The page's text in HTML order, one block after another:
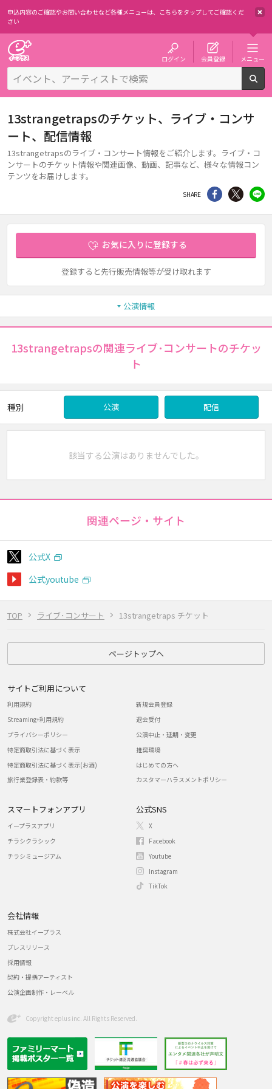
申込内容のご確認やお問い合わせなど各種メニューは、 こちらをタップしてご確認くだ
さい
ログイン 会員登録 メニュー
TOP ライブ･コンサート 13strangetraps チケット
13strangetrapsのチケット、ライブ・コンサ
ート、配信情報
13strangetrapsのライブ・コンサート情報をご紹介します。ライブ・コ
ンサートのチケット情報や関連画像、動画、記事など、様々な情報コン
テンツをお届けします。
SHARE シェア Twitter
お気に入りに登録する
登録すると先行販売情報等が受け取れます
公演情報
13strangetrapsの関連ライブ･コンサートのチケッ
ト
種別 公演 配信
該当する公演はありませんでした。
関連ページ・サイト
公式X
公式youtube
ページトップへ
サイトご利用について
利用規約
Streaming+利用規約
プライバシーポリシー
特定商取引法に基づく表示
特定商取引法に基づく表示(お酒)
旅行業登録表・約款等
新規会員登録
退会受付
公演中止・延期・変更
推奨環境
はじめての方へ
カスタマーハラスメントポリシー
スマートフォンアプリ
イープラスアプリ
チラシクラシック
チラシミュージアム
公式SNS
X
Facebook
Youtube
Instagram
TikTok
会社情報
株式会社イープラス
プレスリリース
採用情報
契約・提携アーティスト
公演企画制作・レーベル
Copyright eplus inc. All Rights Reserved.